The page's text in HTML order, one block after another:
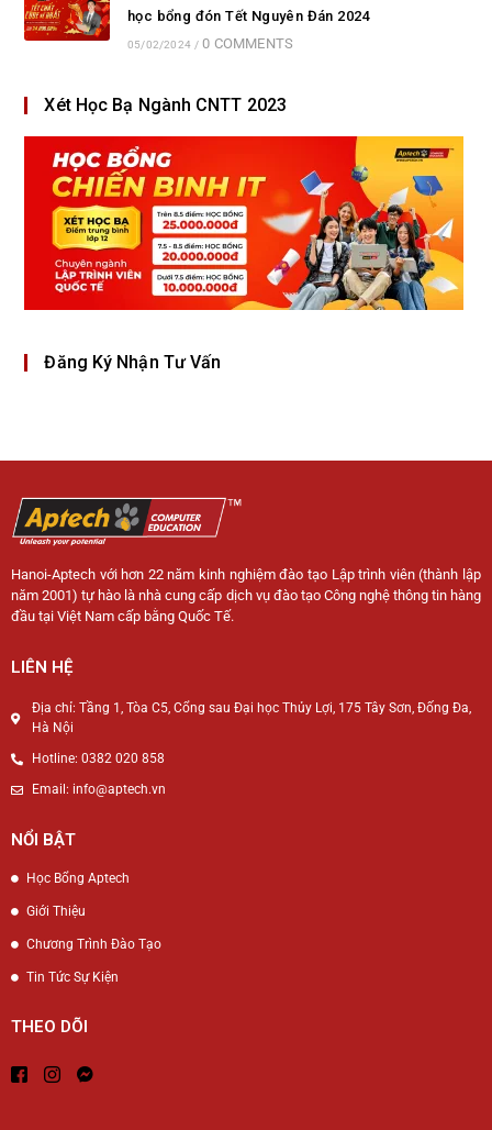
học bổng đón Tết Nguyên Đán 2024
05/02/2024 / 0 COMMENTS
Xét Học Bạ Ngành CNTT 2023
Đăng Ký Nhận Tư Vấn
Hanoi-Aptech với hơn 22 năm kinh nghiệm đào tạo Lập trình viên (thành lập
năm 2001) tự hào là nhà cung cấp dịch vụ đào tạo Công nghệ thông tin hàng
đầu tại Việt Nam cấp bằng Quốc Tế.
LIÊN HỆ
Địa chỉ: Tầng 1, Tòa C5, Cổng sau Đại học Thủy Lợi, 175 Tây Sơn, Đống Đa,
Hà Nội
Hotline: 0382 020 858
Email: info@aptech.vn
NỔI BẬT
Học Bổng Aptech
Giới Thiệu
Chương Trình Đào Tạo
Tin Tức Sự Kiện
THEO DÕI